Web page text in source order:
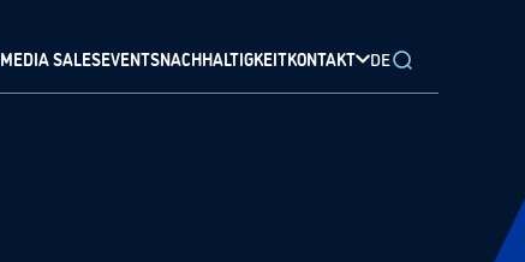
MEDIA SALESEVENTSNACHHALTIGKEITKONTAKT DE